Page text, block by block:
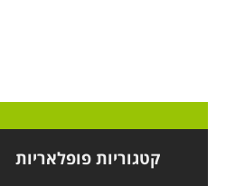
קטגוריות פופלאריות